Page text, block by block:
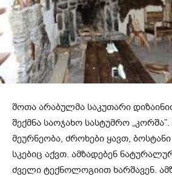
შოთა არაბულმა საკუთარი
შექმნა საოჯახო სასტუმრო „კორშა”.
მეურნეობა, ძროხები ყავთ,
სკებიც აქვთ. ამზადებენ
ძველი ტექნოლოგიით ხარშავენ.